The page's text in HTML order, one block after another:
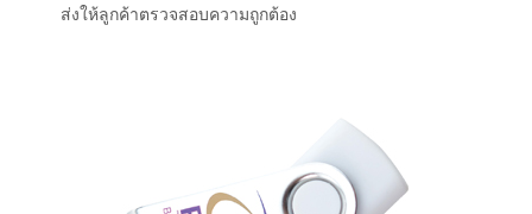
ส่งให้ลูกค้าตรวจสอบความถูกต้อง